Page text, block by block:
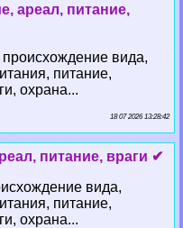
ареал, питание,
вида,
питание,
охрана...
18 07 2026 13:28:42
питание, враги ✔
вида,
питание,
охрана...